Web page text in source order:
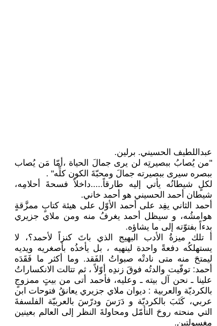
عبداللطيف الحسيني. برلين.
"من يُصابُ ببصيرتِه لن يرى جمالَ الحياة ،أمّا مَن يُصاب
ببصره سيرى ببصيرته جمالَ ومحبّةَ الكون كلِّه" .
لكلٍ شيطانُه يأتي إليه طارقاً.....داخلاً فسحةَ أحلامِه،
شيطان أحمد الحسيني هو أحمد خاني.
أحمد الثاني يفِد على أحمد الأوّل على هيئة كتابٍ ممزَّقةٍ
هوامشُه، و سيظل أحمد يغرفُ منه ومن ملاي جزيري
بدءاً بفتوّته إلى ما يشاؤه.
أ تلك ميزةُ الأدب البهيج الذي باتَ كنزاً لأحمد؟، لا
يستهلكُه دفعةً واحدة لينهيه ، بل يأخذُه بأصغريه ويديه
ليمتحَ منه متى نادتْه صبواتُ الفَقد. وما أكثر ما فَقَدَه
أحمد: توفّيت والدتُه فوقَ زندِه أوّلاً ، ثم تتالت الانكساراتُ
علينا ـ نحن آل بيته ـ وعليه، فأحمد أتى من بيتٍ ممزوجٍ
بالكرديّة والعربية : ديوان ملاي جزيري يعانقُ فتوحات ابن
عربي، كَتَبَ بالكرديّة و دَرَسَ ودرّسَ بالعربيّة الفلسفةَ
التي منحته روحَ التأمّل ومحاولةَ النظر إلى العالم بعينين
مغسولتين.